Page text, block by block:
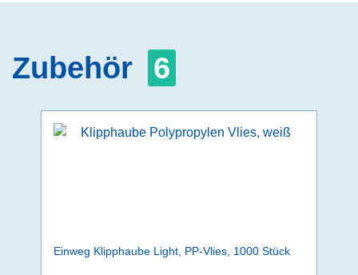
Zubehör 6
Einweg Klipphaube Light, PP-Vlies, 1000 Stück